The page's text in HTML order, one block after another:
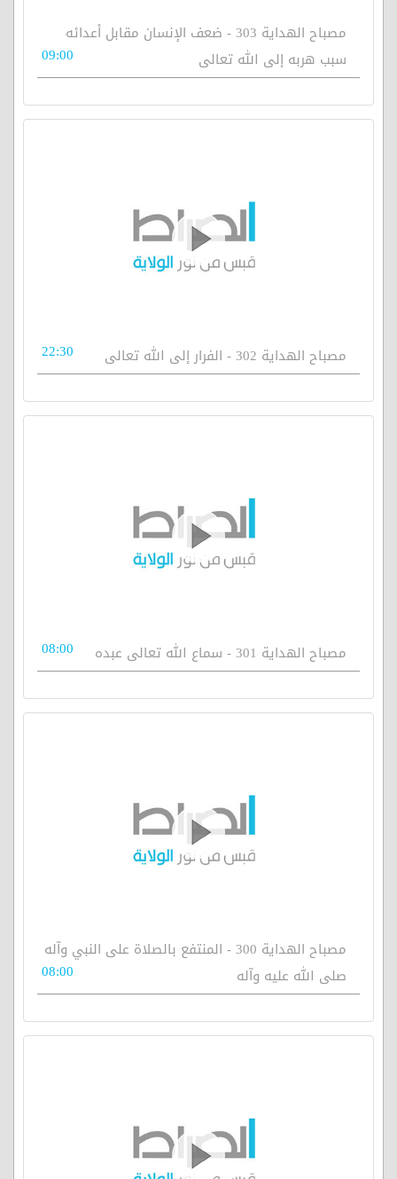
مصباح الهداية 303 - ضعف الإنسان مقابل أعدائه
سبب هربه إلى الله تعالى
09:00
مصباح الهداية 302 - الفرار إلى الله تعالى 22:30
مصباح الهداية 301 - سماع الله تعالى عبده 08:00
مصباح الهداية 300 - المنتفع بالصلاة على النبي وآله
صلى الله عليه وآله
08:00